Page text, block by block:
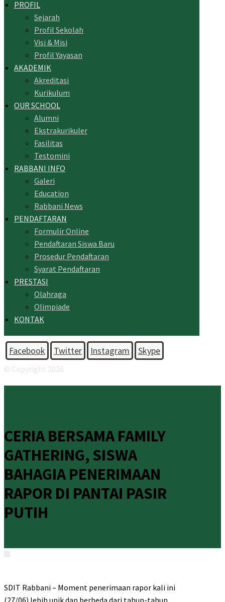
PROFIL
Sejarah
Profil Sekolah
Visi & Misi
Profil Yayasan
AKADEMIK
Akreditasi
Kurikulum
OUR SCHOOL
Alumni
Ekstrakurikuler
Fasilitas
Testomini
RABBANI INFO
Galeri
Education
Rabbani News
PENDAFTARAN
Formulir Online
Pendaftaran Siswa Baru
Prosedur Pendaftaran
Syarat Pendaftaran
PRESTASI
Olahraga
Olimpiade
KONTAK
Facebook Twitter Instagram Skype
© Copyright 2026
CERIA BERSAMA FAMILY
GATHERING, SISWA
BAHAGIA PENERIMAAN
RAPOR DI PANTAI PASIR
PUTIH
SDIT Rabbani – Moment penerimaan rapor kali ini
(27/06) lebih unik dan berbeda dari tahun-tahun